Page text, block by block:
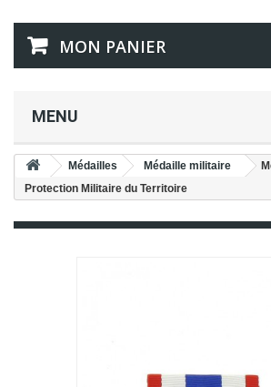
MON PANIER
MENU
Médailles Médaille militaire
Protection Militaire du Territoire